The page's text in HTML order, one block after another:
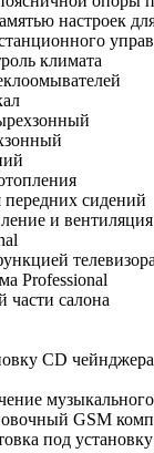
настроек
климата
сидений
и вентиляция
телевизора
Professional
части салона
CD чейнджера
GSM
под